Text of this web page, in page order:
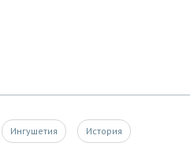
Ингушетия История